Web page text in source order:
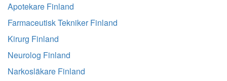
Apotekare Finland
Farmaceutisk Tekniker Finland
Kirurg Finland
Neurolog Finland
Narkosläkare Finland